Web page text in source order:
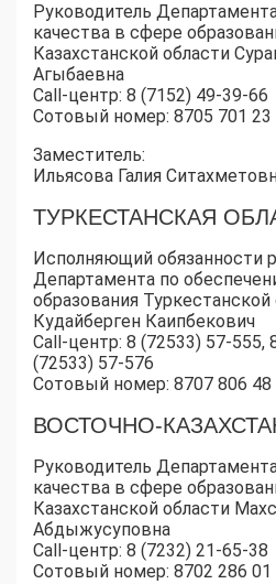
Руководитель
качества в сфере
Казахстанской области
Агыбаевна
Call-центр: 8 (7152) 49-39-66
Сотовый номер: 8705 701 23
Заместитель:
Ильясова Галия
ТУРКЕСТАНСКАЯ
Исполняющий обязанности
Департамента по
образования
Кудайберген Каипбекович
Call-центр: 8 (72533) 57-555,
(72533) 57-576
Сотовый номер: 8707 806 48
ВОСТОЧНО-
Руководитель
качества в сфере
Казахстанской области
Абдыжусуповна
Call-центр: 8 (7232) 21-65-38
Сотовый номер: 8702 286 01